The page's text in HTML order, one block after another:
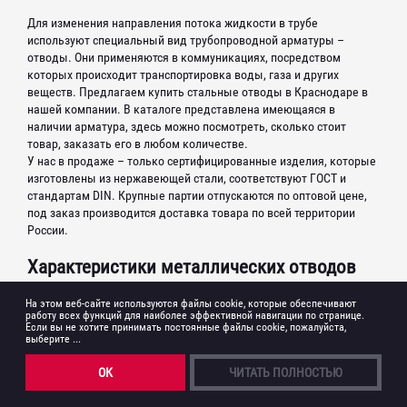
Лист просечно-вытяжной
Лист рифленый
Лист оцинкованный
Рулон
Лист медный
Проволока медная
Труба медная
Квадрат нержавеющий
Лист нержавеющий
Полоса нержавеющая
Проволока нержавеющая
Сетка нержавеющая
Шестигранник нержавеющий
Труба нержавеющая
Труба профильная нержавеющая
Уголок нержавеющий
Профнастил оцинкованный
Профнастил окрашенный
Арматура
Катанка
Круг стальной
Квадрат стальной
Лента стальная
Полоса стальная
Проволока
Шестигранник стальной
Швеллер
Уголок стальной
Балки двутавровые
СОРТОВОЙ
Фланцы
Фланцы нержавеющие
Фланцевые заглушки
Шаровой кран
Отводы
Переходы
Тройники
Тройники нержавеющие
Заглушки
ТРУБОПРОВОДНАЯ
ОКРАСКА
ИЗГОТОВЛЕНИЕ ПОЧЕРТЕЖАМ
ИЗГОТОВЛЕНИЕМЕТАЛЛОКОНСТРУКЦИЙ
МОНТАЖМЕТАЛЛОКОНСТРУКЦИЙ
ИЗГОТОВЛЕНИЕЛЕСТНИЦ
МЕТАЛЛИЧЕСКИЕЗАБОРЫ
ПЛАЗМЕННАЯРЕЗКА
ЛАЗЕРНАЯРЕЗКА
ГАЗОВАЯ (КИСЛОРОДНАЯ)РЕЗКА
РЕЗКАБОЛГАРКОЙ
Лист просечно-вытяжной
Лист рифленый
Лист оцинкованный
Рулон
Лист медный
Проволока медная
Труба медная
Квадрат нержавеющий
Лист нержавеющий
Полоса нержавеющая
Проволока нержавеющая
Сетка нержавеющая
Шестигранник нержавеющий
Труба нержавеющая
Труба профильная нержавеющая
Уголок нержавеющий
Профнастил оцинкованный
Профнастил окрашенный
Арматура
Катанка
Круг стальной
Квадрат стальной
Лента стальная
Полоса стальная
Проволока
Сетка
Шестигранник стальной
Швеллер
Уголок стальной
Балки двутавровые
СОРТОВОЙПРОКАТ
Фланцы нержавеющие
Фланцевые заглушки
Шаровой кран
Отводы
Переходы
Тройники
Тройники нержавеющие
Заглушки
ТРУБОПРОВОДНАЯАРМАТУРА
Для изменения направления потока жидкости в трубе
используют специальный вид трубопроводной арматуры –
отводы. Они применяются в коммуникациях, посредством
которых происходит транспортировка воды, газа и других
веществ. Предлагаем купить стальные отводы в Краснодаре в
нашей компании. В каталоге представлена имеющаяся в
наличии арматура, здесь можно посмотреть, сколько стоит
товар, заказать его в любом количестве.
У нас в продаже – только сертифицированные изделия, которые
изготовлены из нержавеющей стали, соответствуют ГОСТ и
стандартам DIN. Крупные партии отпускаются по оптовой цене,
под заказ производится доставка товара по всей территории
России.
Характеристики металлических отводов
Для производства арматуры используются разные марки стали,
детали вытачивают из поковок, соединяют сваркой из
отдельных секций, применяют метод протяжки. Благодаря
термостойкости и устойчивости к коррозии, они подходят для
эксплуатации в сложных условиях. Рабочий диапазон
температуры составляет от -70С до +450С.
На этом веб-сайте используются файлы cookie, которые обеспечивают
работу всех функций для наиболее эффективной навигации по странице.
Если вы не хотите принимать постоянные файлы cookie, пожалуйста,
выберите ...
ОК ЧИТАТЬ ПОЛНОСТЬЮ